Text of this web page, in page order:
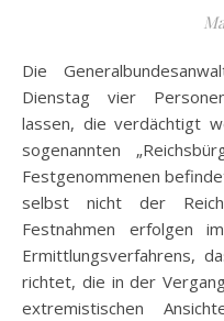
Die Generalbundesanwaltschaft in Karlsruhe hat am
Dienstag vier
lassen, die verdächtigt
sogenannten
Festgenommenen
selbst nicht der
Festnahmen erfolgen
Ermittlungsverfahrens,
richtet, die in der
extremistischen